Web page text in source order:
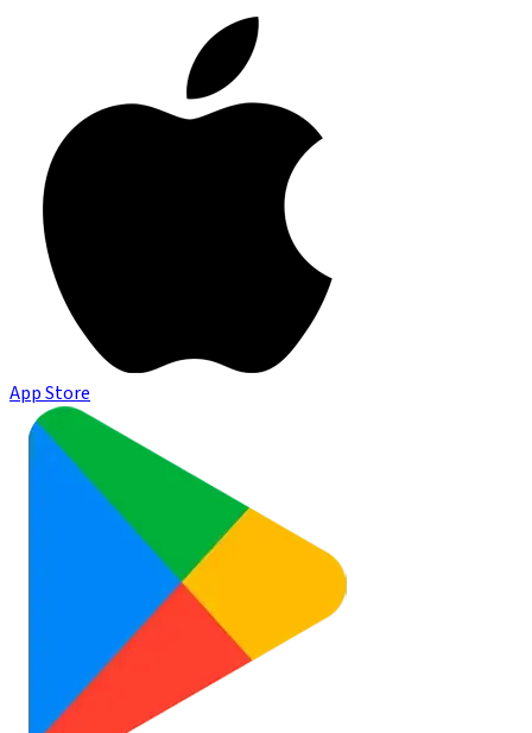
App Store